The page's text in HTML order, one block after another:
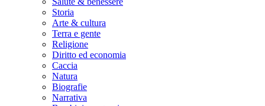
Storia
Arte & cultura
Terra e gente
Religione
Diritto ed economia
Caccia
Natura
Biografie
Narrativa